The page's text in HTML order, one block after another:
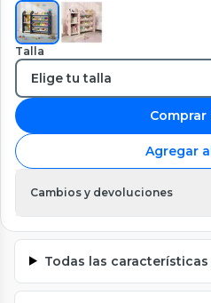
Talla
Comprar
Agregar
Cambios y devoluciones
Todas las características